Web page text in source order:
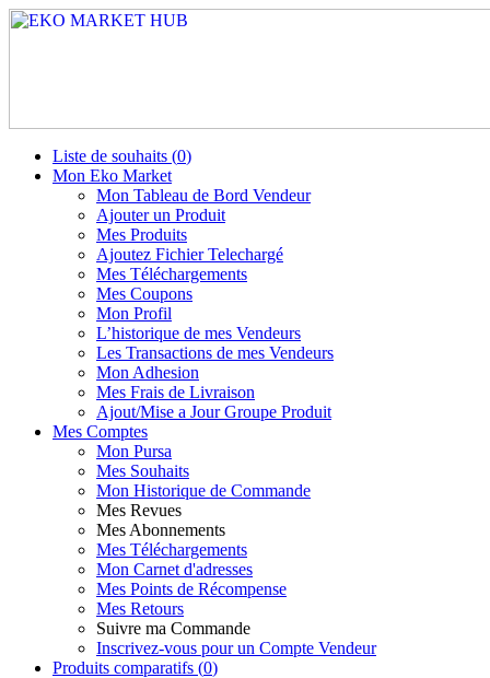
Liste de souhaits (0)
Mon Eko Market
Mon Tableau de Bord Vendeur
Ajouter un Produit
Mes Produits
Ajoutez Fichier Telechargé
Mes Téléchargements
Mes Coupons
Mon Profil
L’historique de mes Vendeurs
Les Transactions de mes Vendeurs
Mon Adhesion
Mes Frais de Livraison
Ajout/Mise a Jour Groupe Produit
Mes Comptes
Mon Pursa
Mes Souhaits
Mon Historique de Commande
Mes Revues
Mes Abonnements
Mes Téléchargements
Mon Carnet d'adresses
Mes Points de Récompense
Mes Retours
Suivre ma Commande
Inscrivez-vous pour un Compte Vendeur
Produits comparatifs (0)